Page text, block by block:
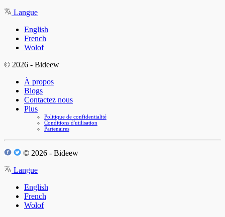
Langue
English
French
Wolof
© 2026 - Bideew
À propos
Blogs
Contactez nous
Plus
Politique de confidentialité
Conditions d'utilisation
Partenaires
© 2026 - Bideew
Langue
English
French
Wolof